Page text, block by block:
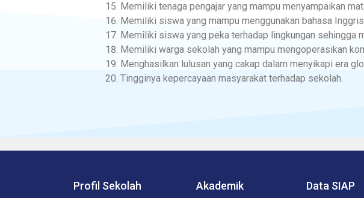
Memiliki tenaga pengajar yang mampu menyampaikan
Memiliki siswa yang mampu menggunakan bahasa
Memiliki siswa yang peka terhadap lingkungan sehingga
Memiliki warga sekolah yang mampu mengoperasikan
Menghasilkan lulusan yang cakap dalam menyikapi era
Tingginya kepercayaan masyarakat terhadap sekolah.
Profil Sekolah Akademik Data SIAP